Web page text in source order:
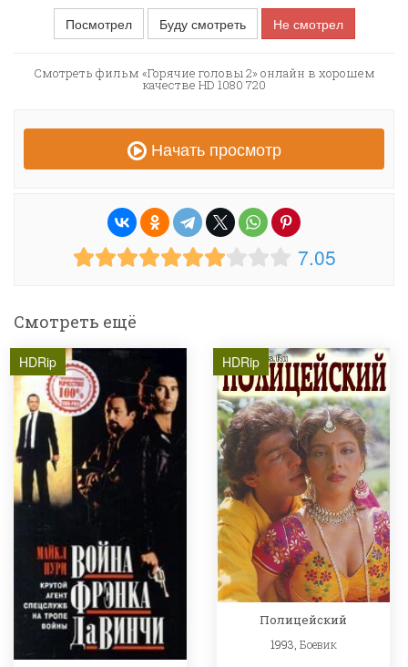
Посмотрел
Буду смотреть Не смотрел
Смотреть фильм «Горячие головы 2» онлайн в хорошем
качестве HD 1080 720
Начать просмотр
7.05
Смотреть ещё
HDRip HDRip
Полицейский
1993, Боевик